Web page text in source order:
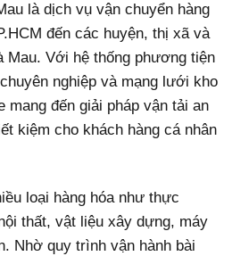
là dịch vụ vận chuyển hàng
đến các huyện, thị xã và
Mau. Với hệ thống phương tiện
nghiệp và mạng lưới kho
mang đến giải pháp vận tải an
kiệm cho khách hàng cá nhân
loại hàng hóa như thực
thất, vật liệu xây dựng, máy
Nhờ quy trình vận hành bài